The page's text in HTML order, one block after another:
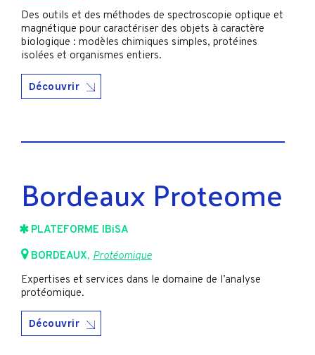
Des outils et des méthodes de spectroscopie optique et
magnétique pour caractériser des objets à caractère
biologique : modèles chimiques simples, protéines
isolées et organismes entiers.
Découvrir
Bordeaux Proteome
PLATEFORME IBiSA
BORDEAUX, Protéomique
Expertises et services dans le domaine de l’analyse
protéomique.
Découvrir